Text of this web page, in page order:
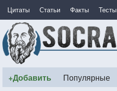
Цитаты Статьи Факты Тесты
+Добавить Популярные